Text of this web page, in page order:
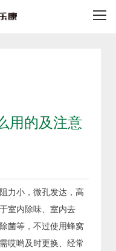
用的及注意
力小，微孔发达，高
室内除味、室内去
菌等，不过使用蜂窝
哎哟及时更换、经常